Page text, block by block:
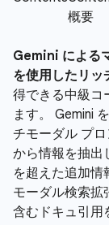
Gemini による
を使用したリッ
得できる中級コ
ます。 Gemini
チモーダル プ
から情報を抽出
を超えた追加情
モーダル検索拡
含むドキュ引用